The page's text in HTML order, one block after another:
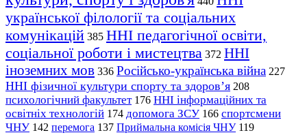
української філології та соціальних
комунікацій 385 ННІ педагогічної освіти,
соціальної роботи і мистецтва 372 ННІ
іноземних мов 336 Російсько-українська війна 227
ННІ фізичної культури спорту та здоров’я 208
психологічний факультет 176 ННІ інформаційних та
освітніх технологій 174 допомога ЗСУ 166 спортсмени
ЧНУ 142 перемога 137 Приймальна комісія ЧНУ 119